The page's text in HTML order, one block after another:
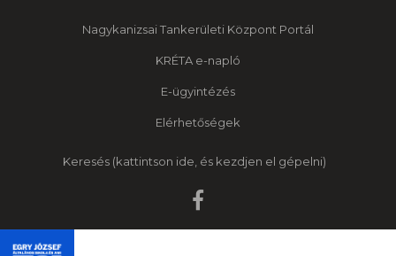
Nagykanizsai Tankerületi Központ Portál
KRÉTA e-napló
E-ügyintézés
Elérhetőségek
Keresés